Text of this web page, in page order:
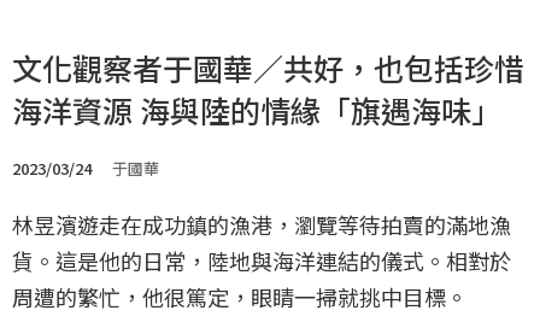
文化觀察者于國華／共好，也包括珍惜
海洋資源 海與陸的情緣「旗遇海味」
2023/03/24 于國華
林昱濱遊走在成功鎮的漁港，瀏覽等待拍賣的滿地漁
貨。這是他的日常，陸地與海洋連結的儀式。相對於
周遭的繁忙，他很篤定，眼睛一掃就挑中目標。